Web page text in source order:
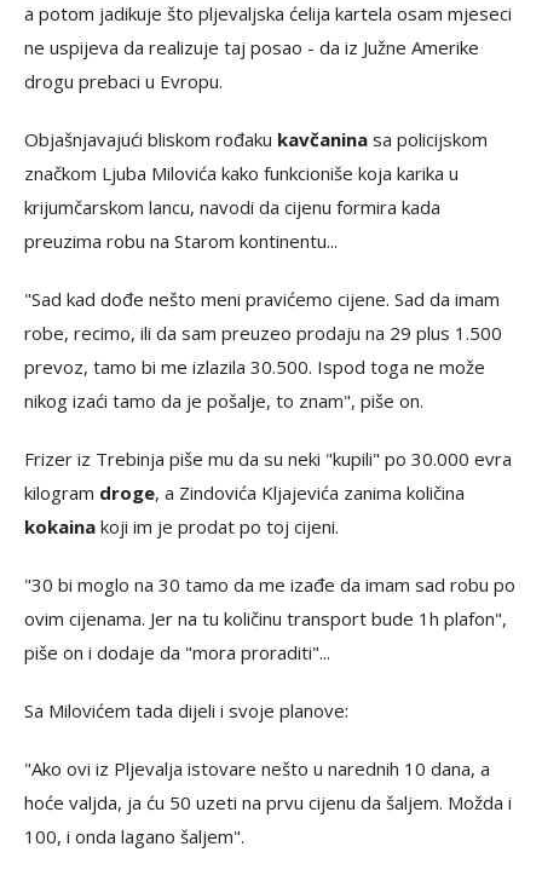
a potom jadikuje što pljevaljska ćelija kartela osam mjeseci
ne uspijeva da realizuje taj posao - da iz Južne Amerike
drogu prebaci u Evropu.
Objašnjavajući bliskom rođaku kavčanina sa policijskom
značkom Ljuba Milovića kako funkcioniše koja karika u
krijumčarskom lancu, navodi da cijenu formira kada
preuzima robu na Starom kontinentu...
"Sad kad dođe nešto meni pravićemo cijene. Sad da imam
robe, recimo, ili da sam preuzeo prodaju na 29 plus 1.500
prevoz, tamo bi me izlazila 30.500. Ispod toga ne može
nikog izaći tamo da je pošalje, to znam", piše on.
Frizer iz Trebinja piše mu da su neki "kupili" po 30.000 evra
kilogram droge, a Zindovića Kljajevića zanima količina
kokaina koji im je prodat po toj cijeni.
"30 bi moglo na 30 tamo da me izađe da imam sad robu po
ovim cijenama. Jer na tu količinu transport bude 1h plafon",
piše on i dodaje da "mora proraditi"...
Sa Milovićem tada dijeli i svoje planove:
"Ako ovi iz Pljevalja istovare nešto u narednih 10 dana, a
hoće valjda, ja ću 50 uzeti na prvu cijenu da šaljem. Možda i
100, i onda lagano šaljem".